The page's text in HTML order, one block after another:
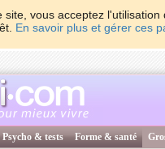
vous acceptez
En savoir plus et gérer ces
Psycho & tests Forme & santé